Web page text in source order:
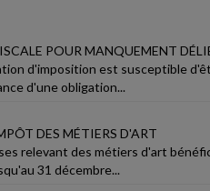
POUR MANQUEMENT
d'imposition est susceptible
d'une obligation...
DES MÉTIERS D'ART
relevant des métiers d'art
31 décembre...